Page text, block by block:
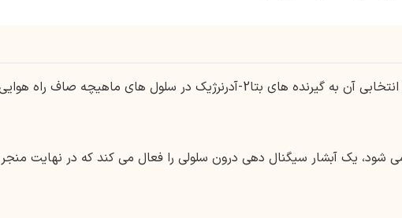
مکانیسم اثر فورموترول شامل اتصال انتخابی آن به گیرنده های بتا2-آدرنرژیک در سلول های ماهیچه صاف راه
شود، یک آبشار سیگنال دهی درون سلولی را فعال می کند که در نهایت